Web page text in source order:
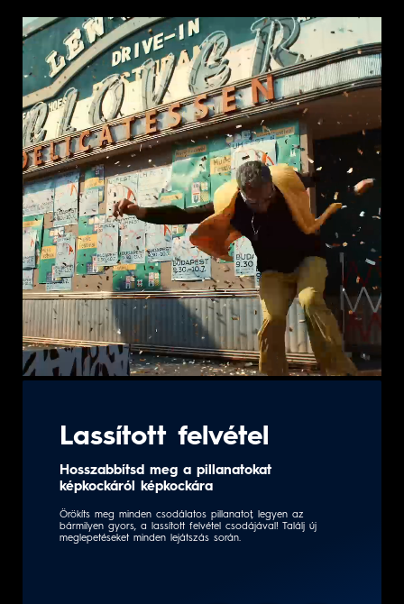
Lassított felvétel
Örökíts meg minden csodálatos pillanatot, legyen az
meglepetéseket minden lejátszás során.